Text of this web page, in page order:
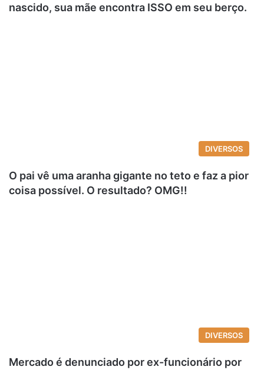
nascido, sua mãe encontra ISSO em seu berço.
DIVERSOS
O pai vê uma aranha gigante no teto e faz a pior
coisa possível. O resultado? OMG!!
DIVERSOS
Mercado é denunciado por ex-funcionário por